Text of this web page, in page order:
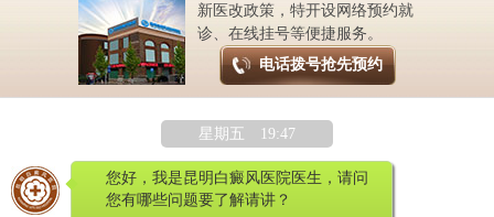
新医改政策，特开设网络预约就
诊、在线挂号等便捷服务。
电话拨号抢先预约
星期五 19:47
您好，我是昆明白癜风医院医生，请问
您有哪些问题要了解请讲？